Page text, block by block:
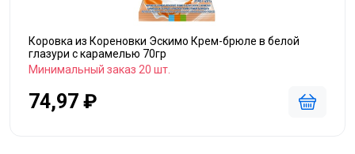
Коровка из Кореновки Эскимо Крем-брюле в белой
глазури с карамелью 70гр
Минимальный заказ 20 шт.
74,97 ₽